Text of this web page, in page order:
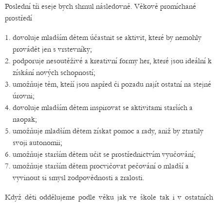
Poslední tři eseje bych shrnul následovně. Věkově promíchané
prostředí
dovoluje mladším dětem účastnit se aktivit, které by nemohly
provádět jen s vrstevníky;
podporuje nesoutěživé a kreativní formy her, které jsou ideální k
získání nových schopností;
umožňuje těm, kteří jsou napřed či pozadu najít ostatní na stejné
úrovni;
dovoluje mladším dětem inspirovat se aktivitami starších a
naopak;
umožňuje mladším dětem získat pomoc a rady, aniž by ztratily
svoji autonomii;
umožňuje starším dětem učit se prostřednictvím vyučování;
umožňuje starším dětem procvičovat pečování o mladší a
vyvinout si smysl zodpovědnosti a zralosti.
Když děti oddělujeme podle věku jak ve škole tak i v ostatních